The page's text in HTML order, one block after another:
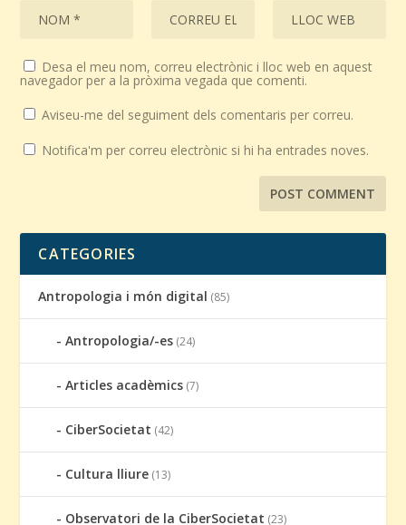
Desa el meu nom, correu electrònic i lloc web en aquest
navegador per a la pròxima vegada que comenti.
Aviseu-me del seguiment dels comentaris per correu.
Notifica'm per correu electrònic si hi ha entrades noves.
CATEGORIES
Antropologia i món digital (85)
Antropologia/-es (24)
Articles acadèmics (7)
CiberSocietat (42)
Cultura lliure (13)
Observatori de la CiberSocietat (23)